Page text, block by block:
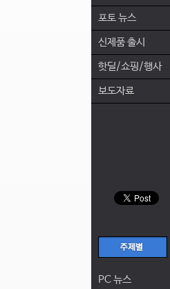
포토 뉴스
신제품 출시
핫딜/쇼핑/행사
보도자료
PC 뉴스